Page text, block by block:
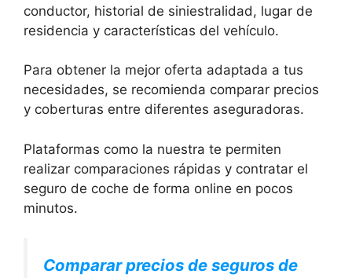
conductor, historial de siniestralidad, lugar de
residencia y características del vehículo.
Para obtener la mejor oferta adaptada a tus
necesidades, se recomienda comparar precios
y coberturas entre diferentes aseguradoras.
Plataformas como la nuestra te permiten
realizar comparaciones rápidas y contratar el
seguro de coche de forma online en pocos
minutos.
Comparar precios de seguros de